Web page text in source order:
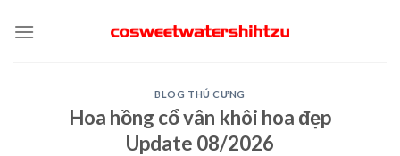
BLOG THÚ CƯNG
Hoa hồng cổ vân khôi hoa đẹp
Update 08/2026